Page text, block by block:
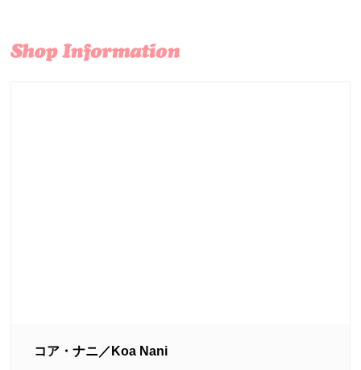
コア・ナニ／Koa Nani